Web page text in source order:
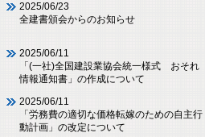
2025/06/23
全建書頒会からのお知らせ
2025/06/11
「(一社)全国建設業協会統一様式 おそれ
情報通知書」の作成について
2025/06/11
「労務費の適切な価格転嫁のための自主行
動計画」の改定について